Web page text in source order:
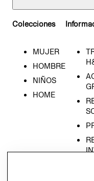
Colecciones
MUJER
HOMBRE
NIÑOS
HOME